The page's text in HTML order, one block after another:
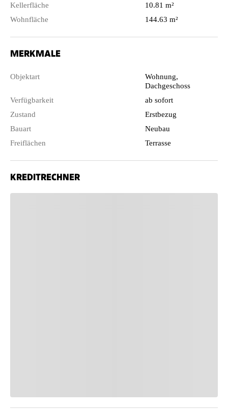
Kellerfläche
10.81 m²
Wohnfläche
144.63 m²
MERKMALE
Objektart
Wohnung,
Dachgeschoss
Verfügbarkeit
ab sofort
Zustand
Erstbezug
Bauart
Neubau
Freiflächen
Terrasse
KREDITRECHNER